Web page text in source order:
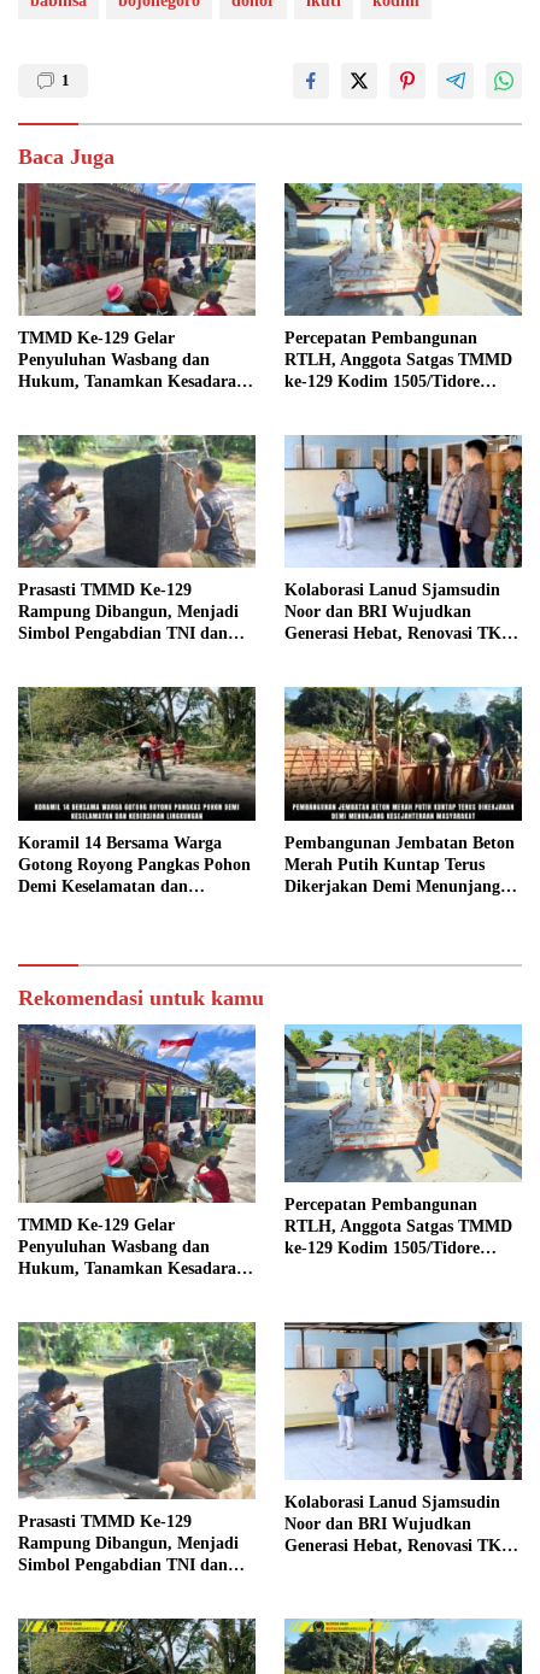
1
Baca Juga
TMMD Ke-129 Gelar
Penyuluhan Wasbang dan
Hukum, Tanamkan Kesadaran
Percepatan Pembangunan
RTLH, Anggota Satgas TMMD
ke-129 Kodim 1505/Tidore
Prasasti TMMD Ke-129
Rampung Dibangun, Menjadi
Simbol Pengabdian TNI dan
Kolaborasi Lanud Sjamsudin
Noor dan BRI Wujudkan
Generasi Hebat, Renovasi TK
Koramil 14 Bersama Warga
Gotong Royong Pangkas Pohon
Demi Keselamatan dan
Pembangunan Jembatan Beton
Merah Putih Kuntap Terus
Dikerjakan Demi Menunjang
Rekomendasi untuk kamu
TMMD Ke-129 Gelar
Penyuluhan Wasbang dan
Hukum, Tanamkan Kesadaran
Percepatan Pembangunan
RTLH, Anggota Satgas TMMD
ke-129 Kodim 1505/Tidore
Prasasti TMMD Ke-129
Rampung Dibangun, Menjadi
Simbol Pengabdian TNI dan
Kolaborasi Lanud Sjamsudin
Noor dan BRI Wujudkan
Generasi Hebat, Renovasi TK